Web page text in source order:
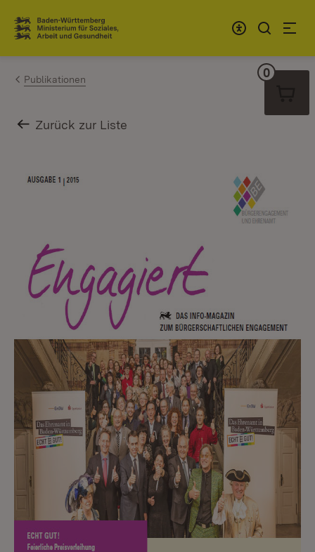
Zum Inhalt springen
Link zur Startseite
Publikationen
Zurück zur Liste
0